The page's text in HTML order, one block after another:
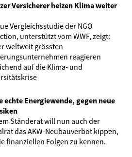
Versicherer heizen Klima weiter
Vergleichsstudie der NGO
unterstützt vom WWF, zeigt:
weltweit grössten
reagieren
auf die Klima- und
echte Energiewende, gegen neue
Ständerat will nun auch der
das AKW-Neubauverbot kippen,
finanziellen Folgen zu kennen.